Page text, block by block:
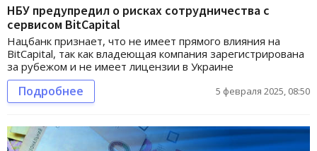
НБУ предупредил о рисках сотрудничества с
сервисом BitCapital
Нацбанк признает, что не имеет прямого влияния на
BitCapital, так как владеющая компания зарегистрирована
за рубежом и не имеет лицензии в Украине
Подробнее 5 февраля 2025, 08:50